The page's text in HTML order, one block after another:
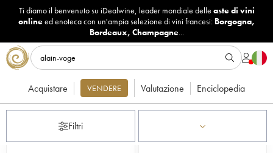
Ti diamo il benvenuto su iDealwine, leader mondiale delle aste di vini
onlineed enoteca con un'ampia selezione di vini francesi: Borgogna,
Bordeaux, Champagne...
Acquistare VENDERE Valutazione Enciclopedia
Filtri